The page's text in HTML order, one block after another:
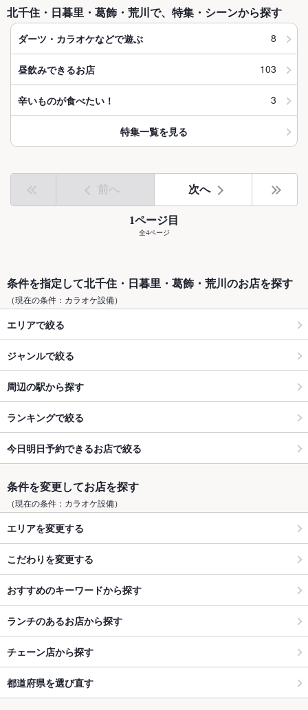
北千住・日暮里・葛飾・荒川で、特集・シーンから探す
ダーツ・カラオケなどで遊ぶ 8
昼飲みできるお店 103
辛いものが食べたい！ 3
特集一覧を見る
前へ 次へ
1ページ目
全4ページ
条件を指定して北千住・日暮里・葛飾・荒川のお店を探す
（現在の条件：カラオケ設備）
エリアで絞る
ジャンルで絞る
周辺の駅から探す
ランキングで絞る
今日明日予約できるお店で絞る
条件を変更してお店を探す
（現在の条件：カラオケ設備）
エリアを変更する
こだわりを変更する
おすすめのキーワードから探す
ランチのあるお店から探す
チェーン店から探す
都道府県を選び直す